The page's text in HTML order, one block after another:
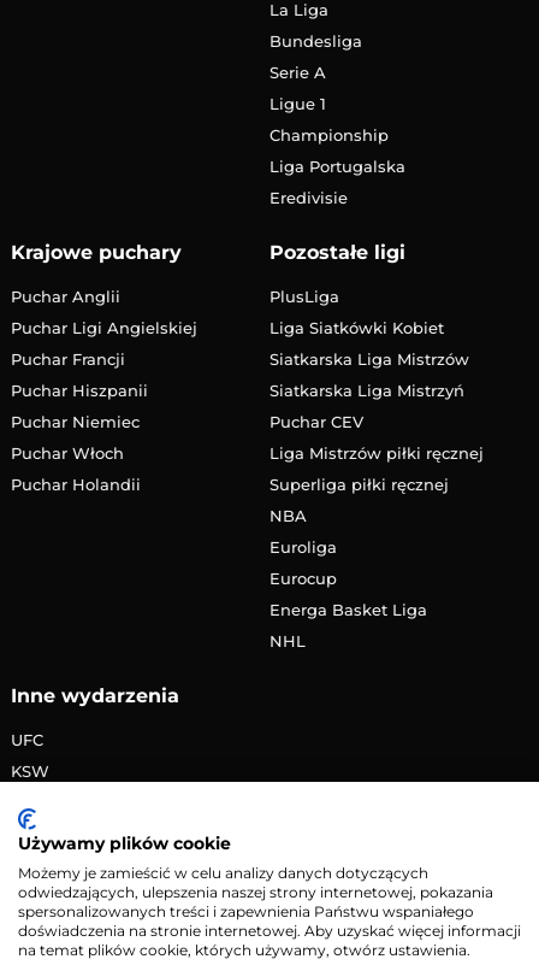
La Liga
Bundesliga
Serie A
Ligue 1
Championship
Liga Portugalska
Eredivisie
Krajowe puchary
Puchar Anglii
Puchar Ligi Angielskiej
Puchar Francji
Puchar Hiszpanii
Puchar Niemiec
Puchar Włoch
Puchar Holandii
Pozostałe ligi
PlusLiga
Liga Siatkówki Kobiet
Siatkarska Liga Mistrzów
Siatkarska Liga Mistrzyń
Puchar CEV
Liga Mistrzów piłki ręcznej
Superliga piłki ręcznej
NBA
Euroliga
Eurocup
Energa Basket Liga
NHL
Inne wydarzenia
UFC
KSW
PRIME MMA
Żużlowa Ekstraliga
Speedway Grand Prix
Skoki narciarskie
Używamy plików cookie
Możemy je zamieścić w celu analizy danych dotyczących
odwiedzających, ulepszenia naszej strony internetowej, pokazania
spersonalizowanych treści i zapewnienia Państwu wspaniałego
doświadczenia na stronie internetowej. Aby uzyskać więcej informacji
na temat plików cookie, których używamy, otwórz ustawienia.